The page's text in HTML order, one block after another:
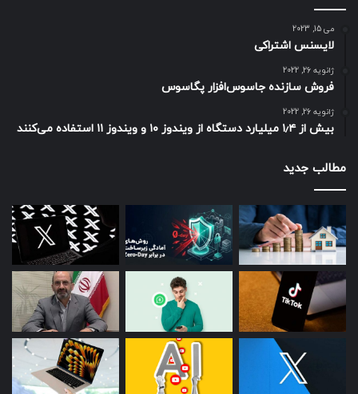
به گفته او، مهم‌ترین مساله در بازار نوآفرین بحث ارزش‌گذاری
است و امید آن می‌رود که بازار نوآفرین به یکی از بازارهای بزرگ
کشور بدل شود.
حتما بخوانید :رونمایی گوشی تاشو بعدی شیائومی بسیار
منبع : زومیت
می 15, 2023
لایسنس اشتراکی
ژانویه 26, 2022
فروش سازنده جاسوس‌افزار پگاسوس
ژانویه 26, 2022
بیش از ۱٫۴ میلیارد دستگاه از ویندوز ۱۰ و ویندوز ۱۱ استفاده می‌کنند
مطالب جدید